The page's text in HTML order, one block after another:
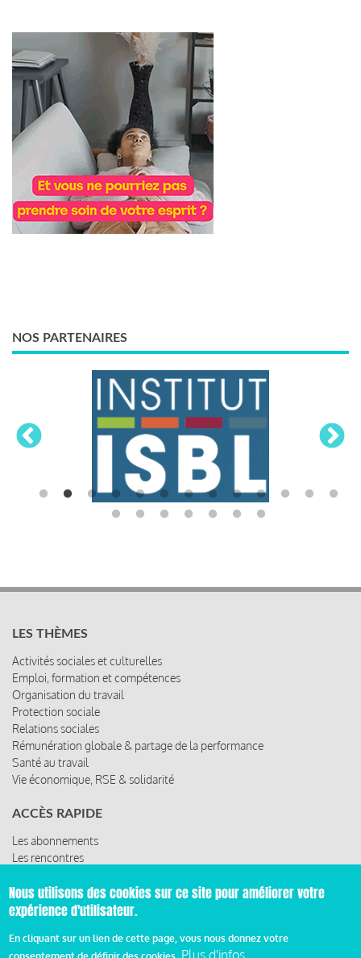
NOS PARTENAIRES
LES THÈMES
Activités sociales et culturelles
Emploi, formation et compétences
Organisation du travail
Protection sociale
Relations sociales
Rémunération globale & partage de la performance
Santé au travail
Vie économique, RSE & solidarité
ACCÈS RAPIDE
Les abonnements
Les rencontres
© 2019 Miroir Social - Réalisé parCafffeine
Nous utilisons des cookies sur ce site pour améliorer votre
expérience d'utilisateur.
En cliquant sur un lien de cette page, vous nous donnez votre
Plus d'infos